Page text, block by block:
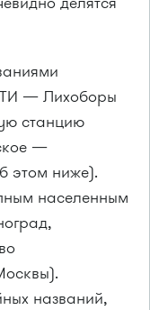
— Лихоборы
станцию
—
этом ниже).
населенным
названий,